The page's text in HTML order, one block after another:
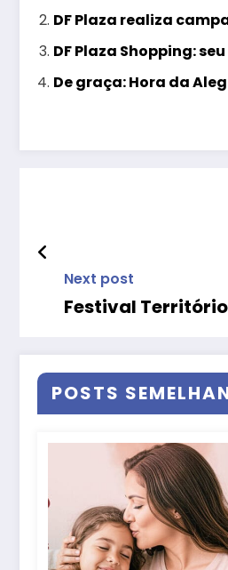
DF Plaza realiza
DF Plaza Shopping:
De graça: Hora da
Next post
Festival
POSTS